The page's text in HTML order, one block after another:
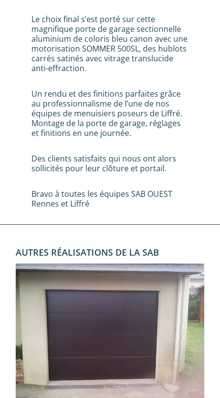
Le choix final s’est porté sur cette
magnifique porte de garage sectionnelle
aluminium de coloris bleu canon avec une
motorisation SOMMER 500SL, des hublots
carrés satinés avec vitrage translucide
anti-effraction.
Un rendu et des finitions parfaites grâce
au professionnalisme de l’une de nos
équipes de menuisiers poseurs de Liffré.
Montage de la porte de garage, réglages
et finitions en une journée.
Des clients satisfaits qui nous ont alors
sollicités pour leur clôture et portail.
Bravo à toutes les équipes SAB OUEST
Rennes et Liffré
AUTRES RÉALISATIONS DE LA SAB